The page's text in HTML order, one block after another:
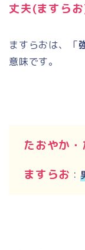
丈夫(ますらお
ますらおは、「
意味です。
たおやか
ますらお ：